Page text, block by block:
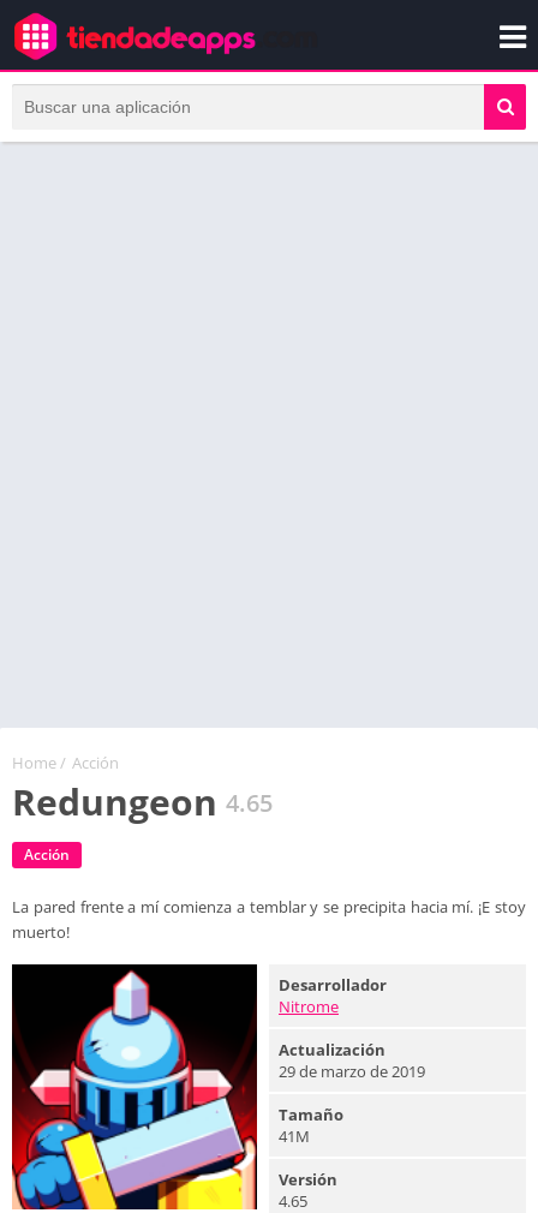
Home/ Acción
Redungeon 4.65
Acción
La pared frente a mí comienza a temblar y se precipita hacia mí. ¡E stoy
muerto!
Desarrollador
Nitrome
Actualización
29 de marzo de 2019
Tamaño
41M
Versión
4.65